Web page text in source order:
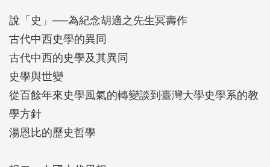
說「史」──為紀念胡適之先生冥壽作
古代中西史學的異同
古代中西的史學及其異同
史學與世變
從百餘年來史學風氣的轉變談到臺灣大學史學系的教
學方針
湯恩比的歷史哲學